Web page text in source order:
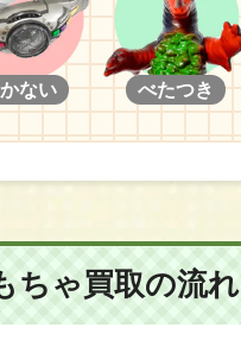
ない べたつき
ちゃ買取の流れ